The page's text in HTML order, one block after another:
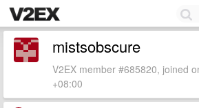
mistsobscure
V2EX member #685820, joined
+08:00